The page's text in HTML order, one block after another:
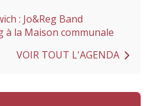
: Jo&Reg Band
à la Maison communale
VOIR TOUT L'AGENDA